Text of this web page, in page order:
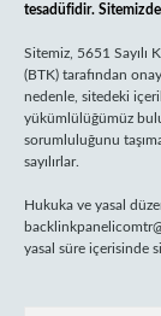
tesadüfidir.
Sitemiz, 5651 Sayılı
(BTK) tarafından
nedenle, sitedeki
yükümlülüğümüz
sorumluluğunu
sayılırlar.
Hukuka ve yasal
yasal süre içerisinde